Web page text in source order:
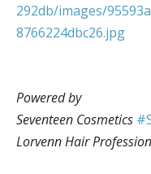
292db/images/
8766224dbc26.jpg
Powered by
Seventeen Cosmetics
Lorvenn Hair